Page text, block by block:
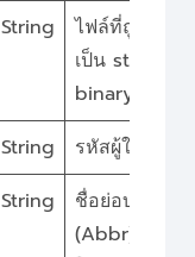
String
ไฟล์ที่ถูกแปลง
เป็น string
binary
String
รหัสผู้ใช้งาน
String
ชื่อย่อบริษัท
(Abbr) ที่อยู่